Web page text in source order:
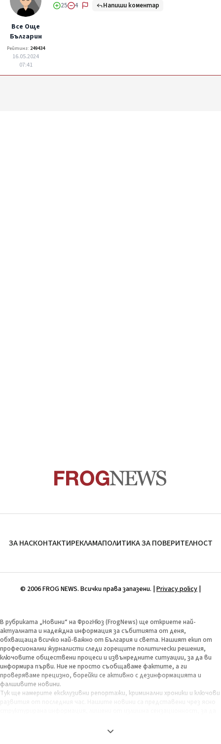
Все Още
Българин
Рейтинг: 249434
16.05.2024
07:41
25 4 Напиши коментар
ЗА НАСКОНТАКТИРЕКЛАМАПОЛИТИКА ЗА ПОВЕРИТЕЛНОСТ
© 2006 FROG NEWS. Всички права запазени. | Privacy policy
В рубриката „Новини“ на ФрогНюз (FrogNews) ще откриете най-
актуалната и надеждна информация за събитията от деня,
обхващаща всичко най-важно от България и света. Нашият екип от
професионални журналисти следи горещите политически решения,
ключовите обществени процеси и извънредните ситуации, за да ви
информира първи. Ние не просто съобщаваме фактите, а ги
проверяваме прецизно, борейки се активно с дезинформацията и
фалшивите новини.
Тук ще намерите ексклузивни репортажи, криминални хроники и ключови
пълната картина на деня, за да можете сами да изградите своето